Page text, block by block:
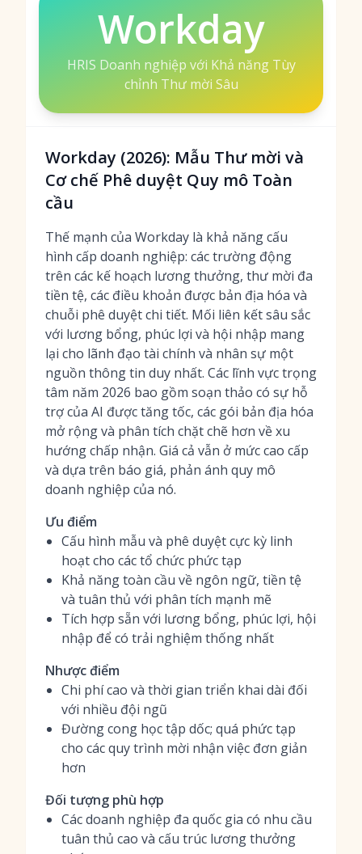
Workday
HRIS Doanh nghiệp với Khả năng Tùy
chỉnh Thư mời Sâu
Workday (2026): Mẫu Thư mời và
Cơ chế Phê duyệt Quy mô Toàn
cầu
Thế mạnh của Workday là khả năng cấu
hình cấp doanh nghiệp: các trường động
trên các kế hoạch lương thưởng, thư mời đa
tiền tệ, các điều khoản được bản địa hóa và
chuỗi phê duyệt chi tiết. Mối liên kết sâu sắc
với lương bổng, phúc lợi và hội nhập mang
lại cho lãnh đạo tài chính và nhân sự một
nguồn thông tin duy nhất. Các lĩnh vực trọng
tâm năm 2026 bao gồm soạn thảo có sự hỗ
trợ của AI được tăng tốc, các gói bản địa hóa
mở rộng và phân tích chặt chẽ hơn về xu
hướng chấp nhận. Giá cả vẫn ở mức cao cấp
và dựa trên báo giá, phản ánh quy mô
doanh nghiệp của nó.
Ưu điểm
Cấu hình mẫu và phê duyệt cực kỳ linh
hoạt cho các tổ chức phức tạp
Khả năng toàn cầu về ngôn ngữ, tiền tệ
và tuân thủ với phân tích mạnh mẽ
Tích hợp sẵn với lương bổng, phúc lợi, hội
nhập để có trải nghiệm thống nhất
Nhược điểm
Chi phí cao và thời gian triển khai dài đối
với nhiều đội ngũ
Đường cong học tập dốc; quá phức tạp
cho các quy trình mời nhận việc đơn giản
hơn
Đối tượng phù hợp
Các doanh nghiệp đa quốc gia có nhu cầu
tuân thủ cao và cấu trúc lương thưởng